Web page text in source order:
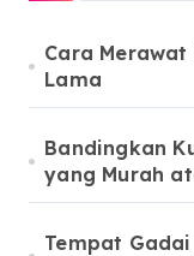
Cara Merawat
Lama
Bandingkan
yang Murah
Tempat